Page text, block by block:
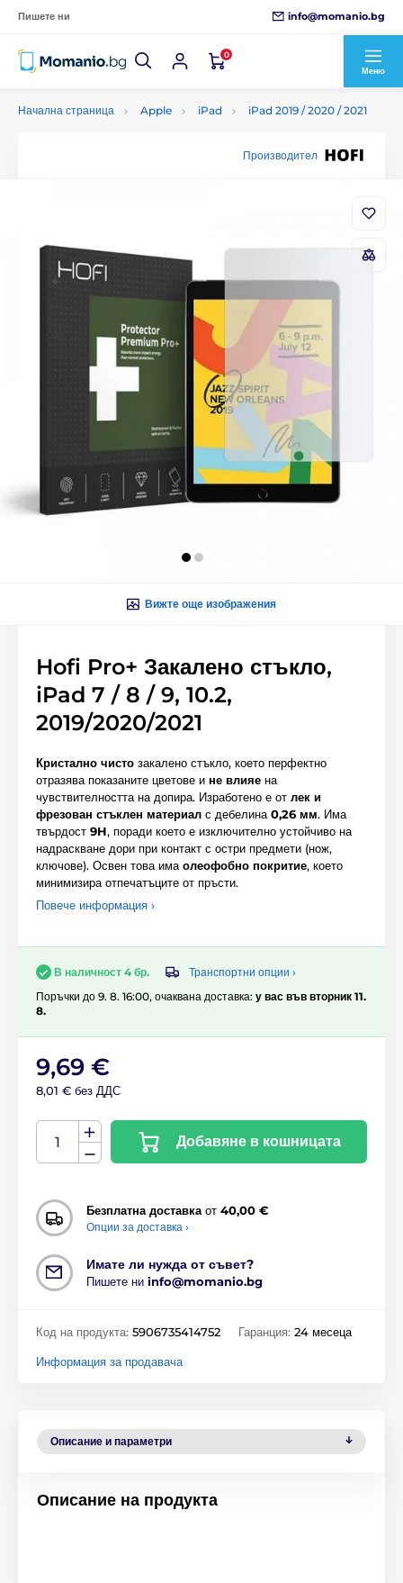
Пишете ни info@momanio.bg
0
Меню
Начална страница Apple iPad iPad 2019 / 2020 / 2021
Производител
Вижте още изображения
Hofi Pro+ Закалено стъкло,
iPad 7 / 8 / 9, 10.2,
2019/2020/2021
Кристално чисто закалено стъкло, което перфектно
отразява показаните цветове и не влияе на
чувствителността на допира. Изработено е от лек и
фрезован стъклен материал с дебелина 0,26 мм. Има
твърдост 9H, поради което е изключително устойчиво на
надраскване дори при контакт с остри предмети (нож,
ключове). Освен това има олеофобно покритие, което
минимизира отпечатъците от пръсти.
Повече информация ›
В наличност 4 бр.
Транспортни опции ›
Поръчки до 9. 8. 16:00, очаквана доставка: у вас във вторник 11.
8.
9,69 €
8,01 € без ДДС
Добавяне в кошницата
Безплатна доставка от 40,00 €
Опции за доставка ›
Имате ли нужда от съвет?
Пишете ни info@momanio.bg
Код на продукта: 5906735414752 Гаранция: 24 месеца
Информация за продавача
Описание и параметри
Описание на продукта